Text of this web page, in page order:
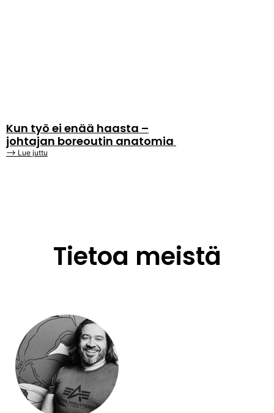
Kun työ ei enää haasta –
johtajan boreoutin anatomia
⟶ Lue juttu
Tietoa meistä